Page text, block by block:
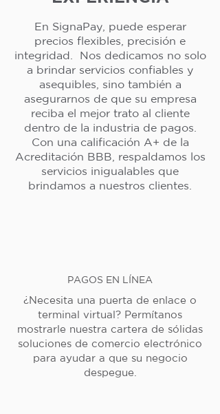
En SignaPay, puede esperar
precios flexibles, precisión e
integridad. Nos dedicamos no solo
a brindar servicios confiables y
asequibles, sino también a
asegurarnos de que su empresa
reciba el mejor trato al cliente
dentro de la industria de pagos.
Con una calificación A+ de la
Acreditación BBB, respaldamos los
servicios inigualables que
brindamos a nuestros clientes.
PAGOS EN LÍNEA
¿Necesita una puerta de enlace o
terminal virtual? Permítanos
mostrarle nuestra cartera de sólidas
soluciones de comercio electrónico
para ayudar a que su negocio
despegue.